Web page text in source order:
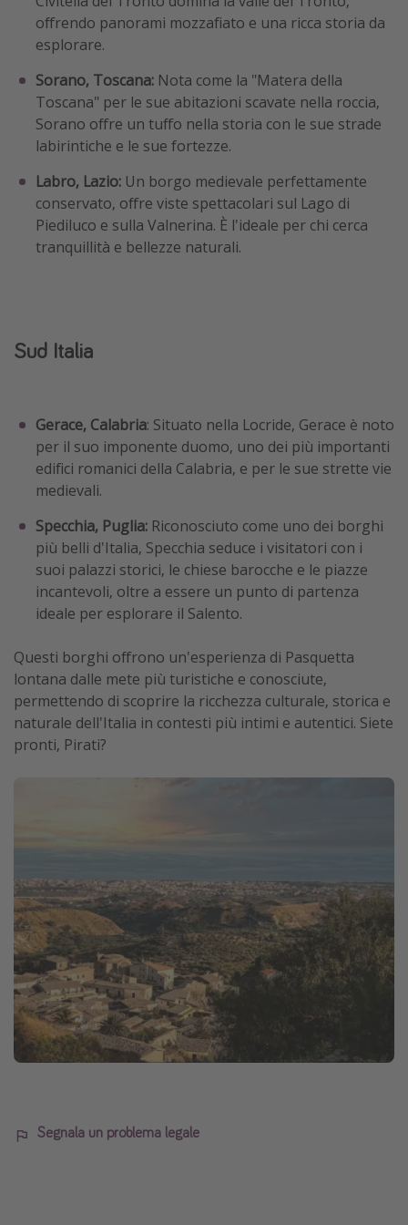
offrendo panorami mozzafiato e una ricca storia da
esplorare.
Sorano, Toscana: Nota come la "Matera della
Toscana" per le sue abitazioni scavate nella roccia,
Sorano offre un tuffo nella storia con le sue strade
labirintiche e le sue fortezze.
Labro, Lazio: Un borgo medievale perfettamente
conservato, offre viste spettacolari sul Lago di
Piediluco e sulla Valnerina. È l'ideale per chi cerca
tranquillità e bellezze naturali.
Sud Italia
Gerace, Calabria: Situato nella Locride, Gerace è noto
per il suo imponente duomo, uno dei più importanti
edifici romanici della Calabria, e per le sue strette vie
medievali.
Specchia, Puglia: Riconosciuto come uno dei borghi
più belli d'Italia, Specchia seduce i visitatori con i
suoi palazzi storici, le chiese barocche e le piazze
incantevoli, oltre a essere un punto di partenza
ideale per esplorare il Salento.
Questi borghi offrono un'esperienza di Pasquetta
lontana dalle mete più turistiche e conosciute,
permettendo di scoprire la ricchezza culturale, storica e
naturale dell'Italia in contesti più intimi e autentici. Siete
pronti, Pirati?
Segnala un problema legale